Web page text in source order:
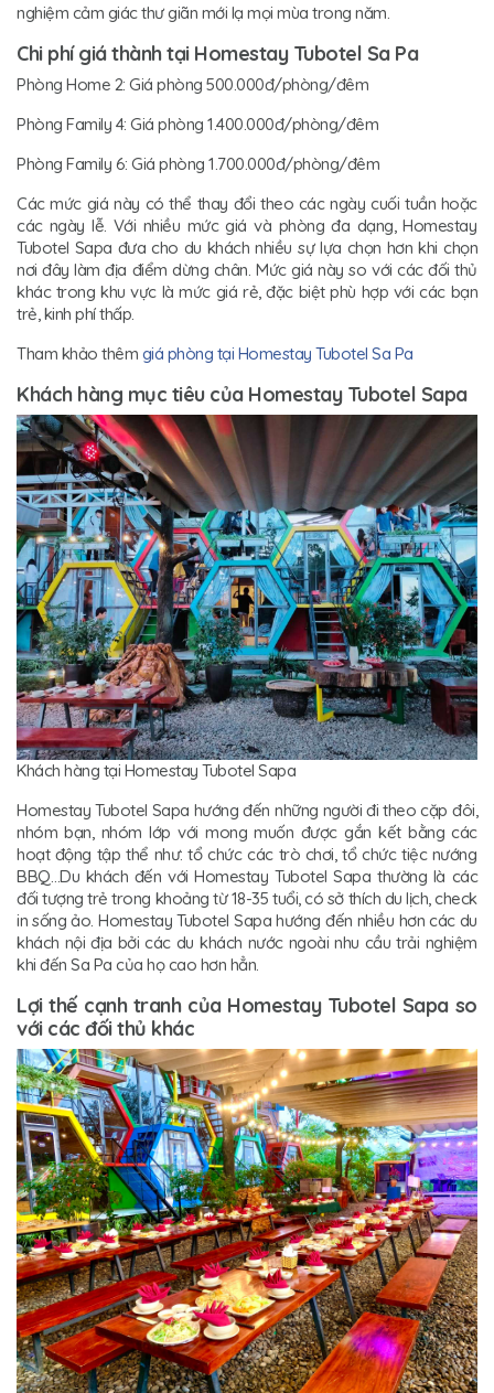
nghiệm cảm giác thư giãn mới lạ mọi mùa trong năm.
Chi phí giá thành tại Homestay Tubotel Sa Pa
Phòng Home 2: Giá phòng 500.000đ/phòng/đêm
Phòng Family 4: Giá phòng 1.400.000đ/phòng/đêm
Phòng Family 6: Giá phòng 1.700.000đ/phòng/đêm
Các mức giá này có thể thay đổi theo các ngày cuối tuần hoặc
các ngày lễ. Với nhiều mức giá và phòng đa dạng, Homestay
Tubotel Sapa đưa cho du khách nhiều sự lựa chọn hơn khi chọn
nơi đây làm địa điểm dừng chân. Mức giá này so với các đối thủ
khác trong khu vực là mức giá rẻ, đặc biệt phù hợp với các bạn
trẻ, kinh phí thấp.
Tham khảo thêm giá phòng tại Homestay Tubotel Sa Pa
Khách hàng mục tiêu của Homestay Tubotel Sapa
Khách hàng tại Homestay Tubotel Sapa
Homestay Tubotel Sapa hướng đến những người đi theo cặp đôi,
nhóm bạn, nhóm lớp với mong muốn được gắn kết bằng các
hoạt động tập thể như: tổ chức các trò chơi, tổ chức tiệc nướng
BBQ…Du khách đến với Homestay Tubotel Sapa thường là các
đối tượng trẻ trong khoảng từ 18-35 tuổi, có sở thích du lịch, check
in sống ảo. Homestay Tubotel Sapa hướng đến nhiều hơn các du
khách nội địa bởi các du khách nước ngoài nhu cầu trải nghiệm
khi đến Sa Pa của họ cao hơn hẳn.
Lợi thế cạnh tranh của Homestay Tubotel Sapa so
với các đối thủ khác